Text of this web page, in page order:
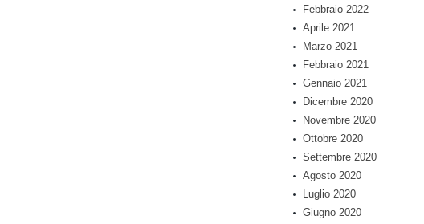
Febbraio 2022
Aprile 2021
Marzo 2021
Febbraio 2021
Gennaio 2021
Dicembre 2020
Novembre 2020
Ottobre 2020
Settembre 2020
Agosto 2020
Luglio 2020
Giugno 2020